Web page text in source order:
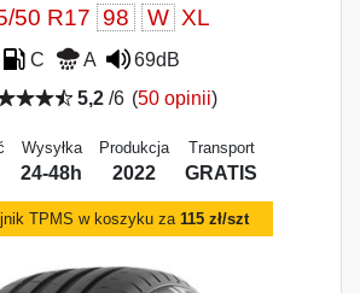
50 R17 98 W XL
C A
69dB
5,2/6 (50 opinii)
Wysyłka
24-48h
Produkcja
2022
Transport
GRATIS
TPMS w koszyku za 115 zł/szt